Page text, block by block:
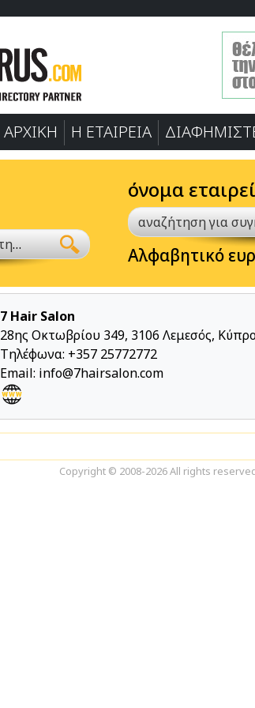
ΑΡΧΙΚΗ Η ΕΤΑΙΡΕΙΑ
συγκεκριμένη κατηγορία
όνομα
Αλφαβητικό
7 Hair Salon
28ης Οκτωβρίου 349, 3106 Λεμεσός,
Τηλέφωνα: +357 25772772
Email: info@7hairsalon.com
Copyright © 2008-2026 All rights